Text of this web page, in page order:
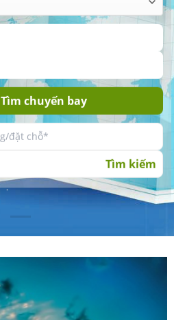
Tìm chuyến bay
Tìm kiếm